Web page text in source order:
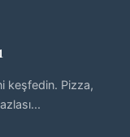
keşfedin. Pizza,